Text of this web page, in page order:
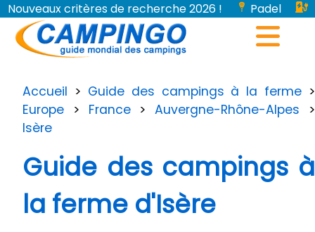
Nouveaux critères de recherche 2026 !
Padel
Bornes de recharge pour véhicules électriques...
Accueil > Guide des campings à la ferme >
Europe > France>Auvergne-Rhône-Alpes >
Isère
Guide des campings à
la ferme d'Isère